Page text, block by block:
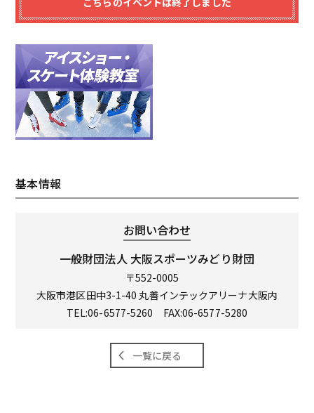
基本情報
お問い合わせ
一般財団法人 大阪スポーツみどり財団
〒552-0005
大阪市港区田中3-1-40 丸善インテックアリーナ大阪内
TEL:06-6577-5260 FAX:06-6577-5280
一覧に戻る